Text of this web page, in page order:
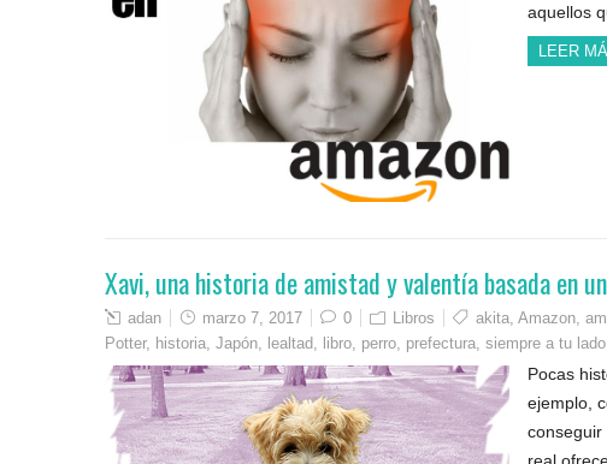
aquellos
LEER
Xavi, una historia de amistad y valentía basada en
adan marzo 7, 2017 0 Libros akita Amazon
Potter, historia Japón lealtad libro perro prefectura siempre a tu lado
Pocas
ejemplo,
conseguir